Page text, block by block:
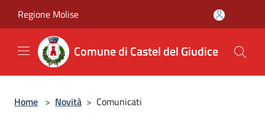
Regione Molise
Comune di Castel del Giudice
Home > Novità > Comunicati